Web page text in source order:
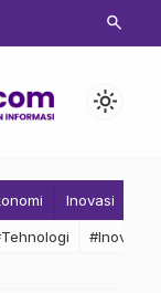
search
light_mode
Inovasi
#Inovasi